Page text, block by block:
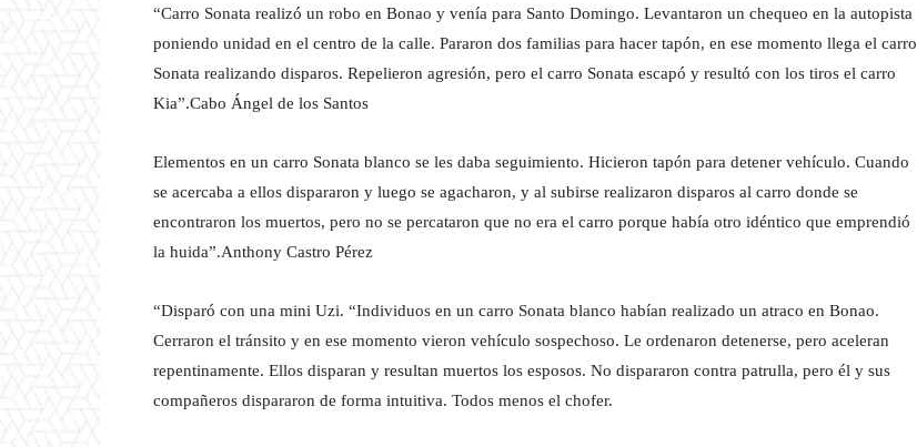
“Carro Sonata realizó un robo en Bonao y venía para Santo Domingo. Levantaron un chequeo en la autopista
poniendo unidad en el centro de la calle. Pararon dos familias para hacer tapón, en ese momento llega el carro
Sonata realizando disparos. Repelieron agresión, pero el carro Sonata escapó y resultó con los tiros el carro
Kia”.Cabo Ángel de los Santos
Elementos en un carro Sonata blanco se les daba seguimiento. Hicieron tapón para detener vehículo. Cuando
se acercaba a ellos dispararon y luego se agacharon, y al subirse realizaron disparos al carro donde se
encontraron los muertos, pero no se percataron que no era el carro porque había otro idéntico que emprendió
la huida”.Anthony Castro Pérez
“Disparó con una mini Uzi. “Individuos en un carro Sonata blanco habían realizado un atraco en Bonao.
Cerraron el tránsito y en ese momento vieron vehículo sospechoso. Le ordenaron detenerse, pero aceleran
repentinamente. Ellos disparan y resultan muertos los esposos. No dispararon contra patrulla, pero él y sus
compañeros dispararon de forma intuitiva. Todos menos el chofer.